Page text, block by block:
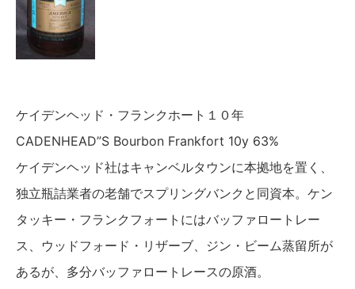
ケイデンヘッド・フランクホート１０年
CADENHEAD”S Bourbon Frankfort 10y 63%
ケイデンヘッド社はキャンベルタウンに本拠地を置く、
独立瓶詰業者の老舗でスプリングバンクと同資本。ケン
タッキー・フランクフォートにはバッファロートレー
ス、ウッドフォード・リザーブ、ジン・ビーム蒸留所が
あるが、多分バッファロートレースの原酒。